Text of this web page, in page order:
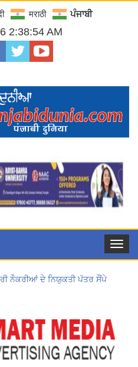
मराठी ਪੰਜਾਬੀ
2:38:55 AM
Toggle
ਨੌਕਰੀਆਂ ਦੇ ਨਿਯੁਕਤੀ ਪੱਤਰ ਸੌਂਪੇ
Amritsar – Punjabi Dunia
Amritsar – Punjabi Dunia